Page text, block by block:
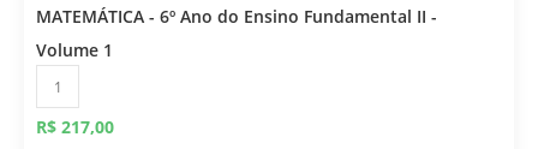
MATEMÁTICA - 6º Ano do Ensino Fundamental II -
Volume 1
R$ 217,00